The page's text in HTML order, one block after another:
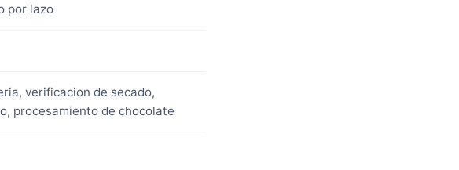
por lazo
verificacion de secado,
procesamiento de chocolate